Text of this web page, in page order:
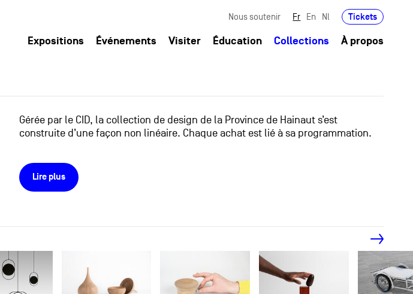
Nous soutenir Fr En Nl Tickets
Expositions Événements Visiter Éducation Collections À propos
Gérée par le CID, la collection de design de la Province de Hainaut s’est
construite d’une façon non linéaire. Chaque achat est lié à sa programmation.
Lire plus